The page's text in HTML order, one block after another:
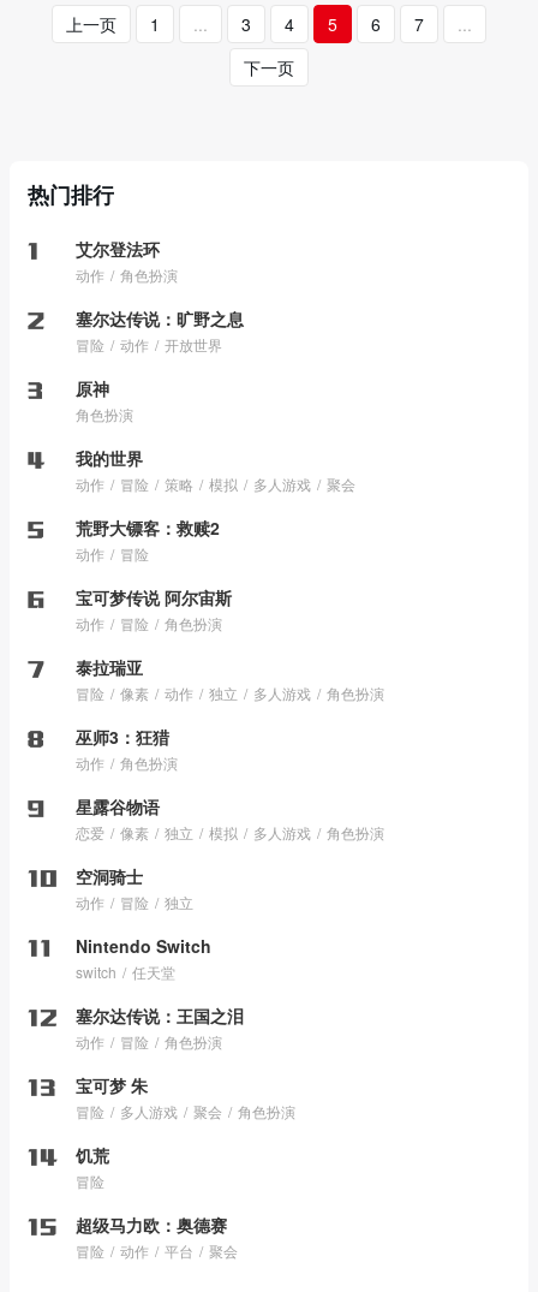
上一页 1 ... 3 4 5 6 7
...
下一页
热门排行
艾尔登法环
动作 角色扮演
塞尔达传说：旷野之息
冒险 动作 开放世界
原神
角色扮演
我的世界
动作 冒险 策略 模拟 多人游戏 聚会
荒野大镖客：救赎2
动作 冒险
宝可梦传说 阿尔宙斯
动作 冒险 角色扮演
泰拉瑞亚
冒险 像素 动作 独立 多人游戏 角色扮演
巫师3：狂猎
动作 角色扮演
星露谷物语
恋爱 像素 独立 模拟 多人游戏 角色扮演
空洞骑士
动作 冒险 独立
Nintendo Switch
switch 任天堂
塞尔达传说：王国之泪
动作 冒险 角色扮演
宝可梦 朱
冒险 多人游戏 聚会 角色扮演
饥荒
冒险
超级马力欧：奥德赛
冒险 动作 平台 聚会